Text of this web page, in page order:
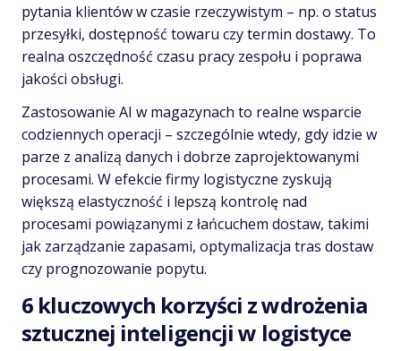
pytania klientów w czasie rzeczywistym – np. o status
przesyłki, dostępność towaru czy termin dostawy. To
realna oszczędność czasu pracy zespołu i poprawa
jakości obsługi.
Zastosowanie AI w magazynach to realne wsparcie
codziennych operacji – szczególnie wtedy, gdy idzie w
parze z analizą danych i dobrze zaprojektowanymi
procesami. W efekcie firmy logistyczne zyskują
większą elastyczność i lepszą kontrolę nad
procesami powiązanymi z łańcuchem dostaw, takimi
jak zarządzanie zapasami, optymalizacja tras dostaw
czy prognozowanie popytu.
6 kluczowych korzyści z wdrożenia
sztucznej inteligencji w logistyce